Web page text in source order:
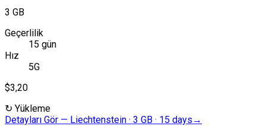
3 GB
Geçerlilik
15 gün
Hız
5G
$3,20
↻ Yükleme
Detayları Gör — Liechtenstein · 3 GB · 15 days →